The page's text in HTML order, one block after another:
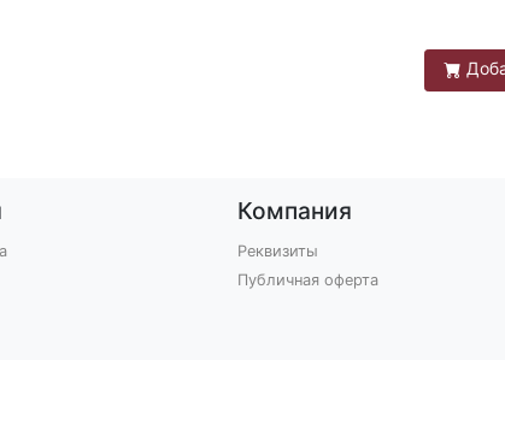
Компания
Реквизиты
Публичная оферта